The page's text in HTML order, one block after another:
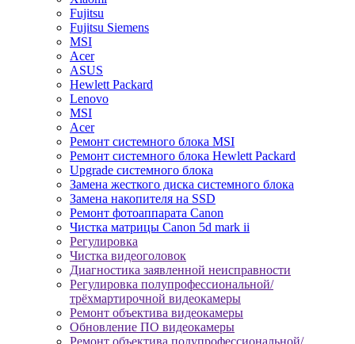
Fujitsu
Fujitsu Siemens
MSI
Acer
ASUS
Hewlett Packard
Lenovo
MSI
Acer
Ремонт системного блока MSI
Ремонт системного блока Hewlett Packard
Upgrade системного блока
Замена жесткого диска системного блока
Замена накопителя на SSD
Ремонт фотоаппарата Canon
Чистка матрицы Canon 5d mark ii
Регулировка
Чистка видеоголовок
Диагностика заявленной неисправности
Регулировка полупрофессиональной/
трёхмартирочной видеокамеры
Ремонт объектива видеокамеры
Обновление ПО видеокамеры
Ремонт объектива полупрофессиональной/